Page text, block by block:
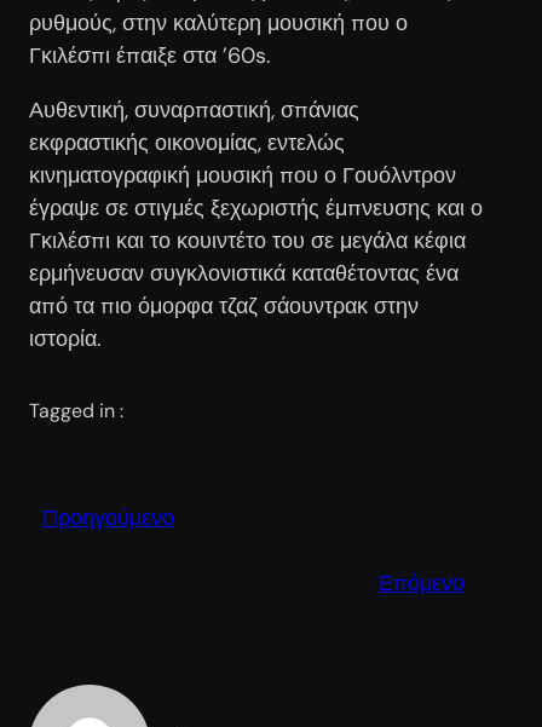
ρυθμούς, στην καλύτερη μουσική που ο
Γκιλέσπι έπαιξε στα ’60s.
Αυθεντική, συναρπαστική, σπάνιας
εκφραστικής οικονομίας, εντελώς
κινηματογραφική μουσική που ο Γουόλντρον
έγραψε σε στιγμές ξεχωριστής έμπνευσης και ο
Γκιλέσπι και το κουιντέτο του σε μεγάλα κέφια
ερμήνευσαν συγκλονιστικά καταθέτοντας ένα
από τα πιο όμορφα τζαζ σάουντρακ στην
ιστορία.
Tagged in :
Προηγούμενο
Επόμενο